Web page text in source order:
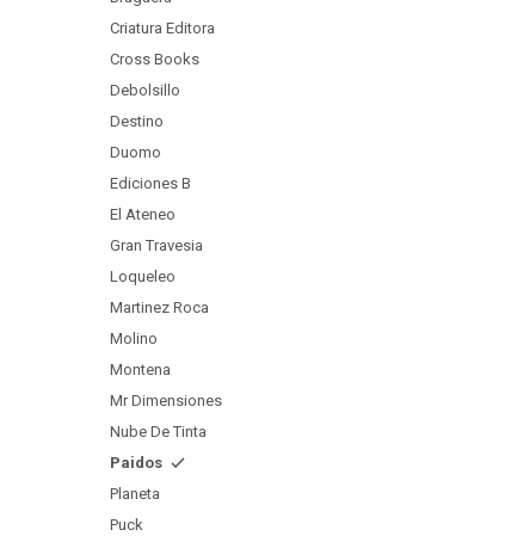
Criatura Editora
Cross Books
Debolsillo
Destino
Duomo
Ediciones B
El Ateneo
Gran Travesia
Loqueleo
Martinez Roca
Molino
Montena
Mr Dimensiones
Nube De Tinta
Paidos
Planeta
Puck